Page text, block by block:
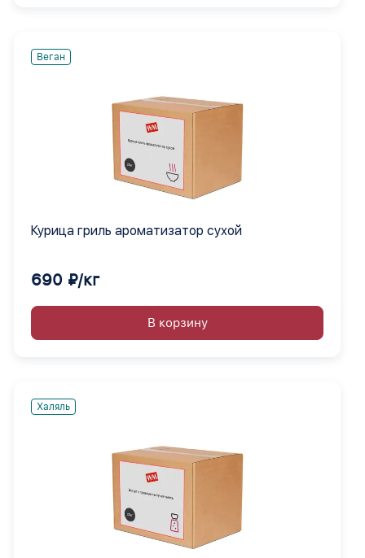
Веган
Курица гриль ароматизатор сухой
690 ₽/кг
В корзину
Халяль